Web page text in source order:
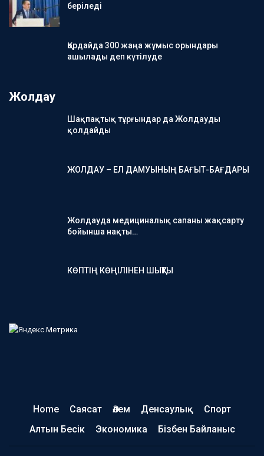
беріледі
Қордайда 300 жаңа жұмыс орындары
ашылады деп күтілуде
Жолдау
Шақпақтық тұрғындар да Жолдауды
қолдайды
ЖОЛДАУ – ЕЛ ДАМУЫНЫҢ БАҒЫТ-БАҒДАРЫ
Жолдауда медициналық сапаны жақсарту
бойынша нақты…
КӨПТІҢ КӨҢІЛІНЕН ШЫҚТЫ
Home Саясат Әлем Денсаулық
Спорт
Алтын Бесік
Экономика Бізбен Байланыс